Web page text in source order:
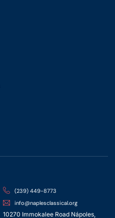
(239) 449-8773
info@naplesclassical.org
10270 Immokalee Road Nápoles,